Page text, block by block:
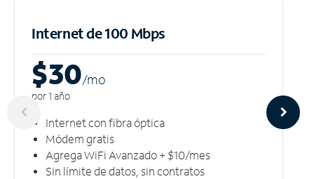
Internet de 100 Mbps
$30/mo
por 1 año
Internet con fibra óptica
Módem gratis
Agrega WiFi Avanzado + $10/mes
Sin límite de datos, sin contratos